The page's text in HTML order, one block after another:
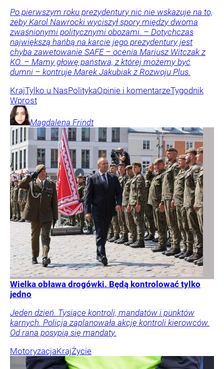
Po pierwszym roku prezydentury nic nie wskazuje na to,
żeby Karol Nawrocki wyciszył spory między dwoma
zwaśnionymi politycznymi obozami. – Dotychczas
największą hańbą na karcie jego prezydentury jest
chyba zawetowanie SAFE – ocenia Mariusz Witczak z
KO. – Mamy głowę państwa, z której możemy być
dumni – kontruje Marek Jakubiak z Rozwoju Plus.
KrajTylko u NasPolitykaOpinie i komentarzeTygodnik
Wprost
Magdalena Frindt
Wielka obława drogówki. Będą kontrolować tylko
jedno
Jeden dzień. Tysiące kontroli, mandatów i punktów
karnych. Policja zaplanowała akcję kontroli kierowców.
Od rana posypią się mandaty.
MotoryzacjaKrajŻycie